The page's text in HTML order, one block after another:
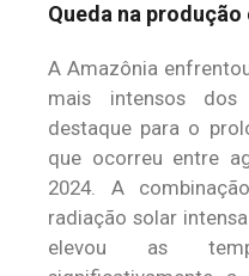
Queda na
A Amazônia
mais intensos
destaque para o
que ocorreu entre
2024. A
radiação solar
elevou as